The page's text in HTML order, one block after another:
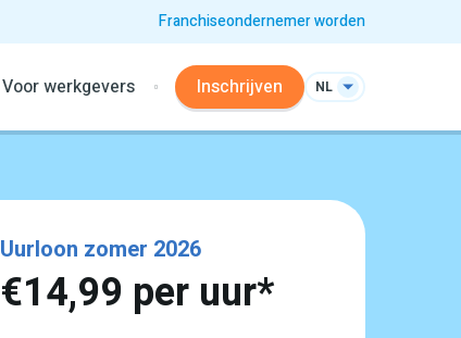
Franchiseondernemer worden
Voor werkgevers Inschrijven NL
Uurloon zomer 2026
€14,99 per uur*